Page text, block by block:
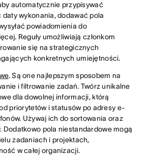
automatycznie przypisywać
daty wykonania, dodawać pola
powiadomienia do
Reguły umożliwiają członkom
się na strategicznych
konkretnych umiejętności.
. Są one najlepszym sposobem na
i filtrowanie zadań. Twórz unikalne
dla dowolnej informacji, którą
priorytetów i statusów po adresy e-
Używaj ich do sortowania oraz
Dodatkowo pola niestandardowe mogą
zadaniach i projektach,
w całej organizacji.